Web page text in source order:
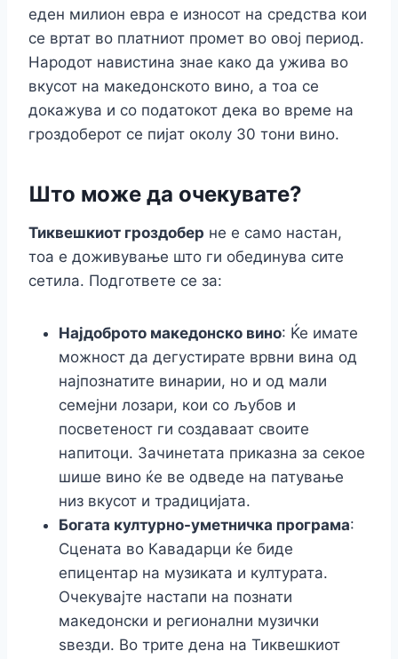
еден милион евра е износот на средства кои
се вртат во платниот промет во овој период.
Народот навистина знае како да ужива во
вкусот на македонското вино, а тоа се
докажува и со податокот дека во време на
гроздоберот се пијат околу 30 тони вино.
Што може да очекувате?
Тиквешкиот гроздобер не е само настан,
тоа е доживување што ги обединува сите
сетила. Подгответе се за:
Најдоброто македонско вино: Ќе имате
можност да дегустирате врвни вина од
најпознатите винарии, но и од мали
семејни лозари, кои со љубов и
посветеност ги создаваат своите
напитоци. Зачинетата приказна за секое
шише вино ќе ве одведе на патување
низ вкусот и традицијата.
Богата културно-уметничка програма:
Сцената во Кавадарци ќе биде
епицентар на музиката и културата.
Очекувајте настапи на познати
македонски и регионални музички
ѕвезди. Во трите дена на Тиквешкиот